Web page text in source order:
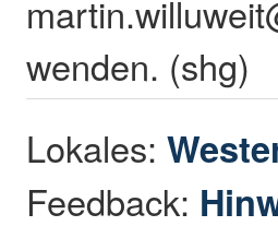
wenden. (shg)
Lokales:
Feedback: